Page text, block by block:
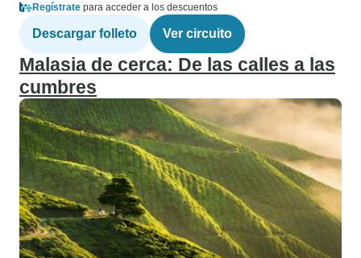
Regístrate para acceder a los descuentos
Descargar folleto Ver circuito
Malasia de cerca: De las calles a las
cumbres